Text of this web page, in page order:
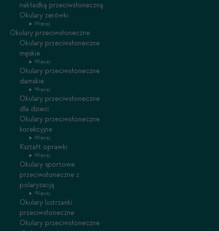
nakładką przeciwsłoneczną
Okulary zerówki
Więcej
Okulary przeciwsłoneczne
Okulary przeciwsłoneczne
męskie
Więcej
Okulary przeciwsłoneczne
damskie
Więcej
Okulary przeciwsłoneczne
dla dzieci
Okulary przeciwsłoneczne
korekcyjne
Więcej
Kształt oprawki
Więcej
Okulary sportowe
przeciwsłoneczne z
polaryzacją
Więcej
Okulary lustrzanki
przeciwsłoneczne
Okulary przeciwsłoneczne